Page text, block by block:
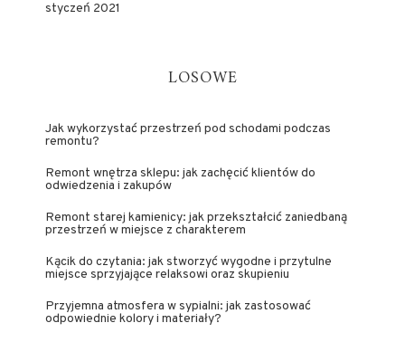
styczeń 2021
LOSOWE
Jak wykorzystać przestrzeń pod schodami podczas
remontu?
Remont wnętrza sklepu: jak zachęcić klientów do
odwiedzenia i zakupów
Remont starej kamienicy: jak przekształcić zaniedbaną
przestrzeń w miejsce z charakterem
Kącik do czytania: jak stworzyć wygodne i przytulne
miejsce sprzyjające relaksowi oraz skupieniu
Przyjemna atmosfera w sypialni: jak zastosować
odpowiednie kolory i materiały?